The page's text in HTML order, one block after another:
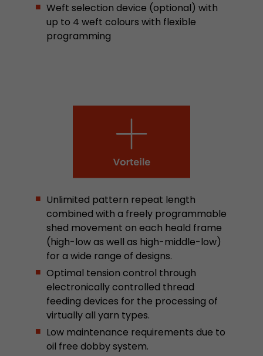
Weft selection device (optional) with
up to 4 weft colours with flexible
programming
Unlimited pattern repeat length
combined with a freely programmable
shed movement on each heald frame
(high-low as well as high-middle-low)
for a wide range of designs.
Optimal tension control through
electronically controlled thread
feeding devices for the processing of
virtually all yarn types.
Low maintenance requirements due to
oil free dobby system.
Dieses Cookie gehört der Vergangenheit an
Analytics nicht mehr verwendet. Für die
von Seiten welche noch den urchin.js
www.google.com/analytics/
6 Monate
Zweck
Dieses Cookie ist das Besucherquellen Cookie.
Besucherquellen Informationen des aktuellen
Informationen welche über Kampagnen
übergeben wurden. Ebenfalls speichert dieses
Besucherquelle des letztes Besuches anderst
aktuelle. Wenn keine Informationen zur
werden können so wird das Cookie nicht
diesem Wege kann Google Analytics
Conversions und E-Commerce Transaktionen
Besucherquelle zuordnen. Das Cookie enthält
Informationen über vergangene